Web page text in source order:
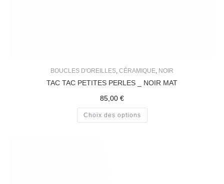
BOUCLES D'OREILLES CÉRAMIQUE NOIR
TAC TAC PETITES PERLES _ NOIR MAT
85,00 €
Choix des options